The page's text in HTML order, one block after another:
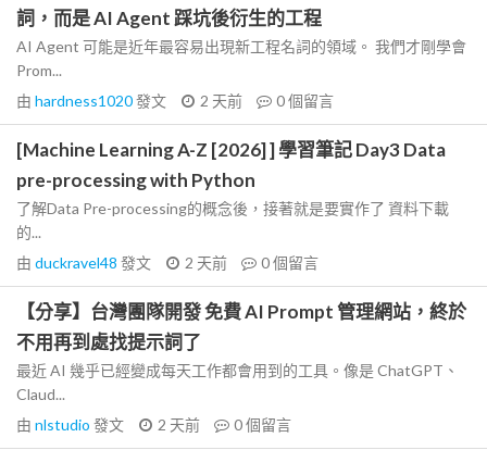
詞，而是 AI Agent 踩坑後衍生的工程
AI Agent 可能是近年最容易出現新工程名詞的領域。 我們才剛學會
Prom...
由 hardness1020發文 2 天前 0個留言
[Machine Learning A-Z [2026] ] 學習筆記 Day3 Data
pre-processing with Python
了解Data Pre-processing的概念後，接著就是要實作了 資料下載
的...
由 duckravel48 發文 2 天前 0個留言
【分享】台灣團隊開發 免費 AI Prompt 管理網站，終於
不用再到處找提示詞了
最近 AI 幾乎已經變成每天工作都會用到的工具。像是 ChatGPT、
Claud...
由 nlstudio 發文 2 天前 0個留言